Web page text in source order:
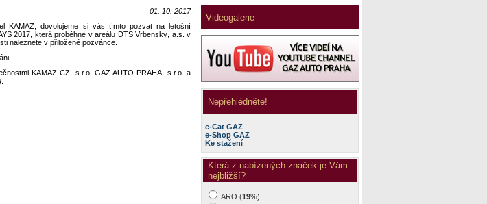
01. 10. 2017
KAMAZ, dovolujeme si vás tímto pozvat na letošní
2017, která proběhne v areálu DTS Vrbenský, a.s. v
naleznete v přiložené pozvánce.
KAMAZ CZ, s.r.o. GAZ AUTO PRAHA, s.r.o. a
Videogalerie
Nepřehlédněte!
e-Cat GAZ
e-Shop GAZ
Ke stažení
Která z nabízených značek je Vám
nejbližší?
ARO (19%)